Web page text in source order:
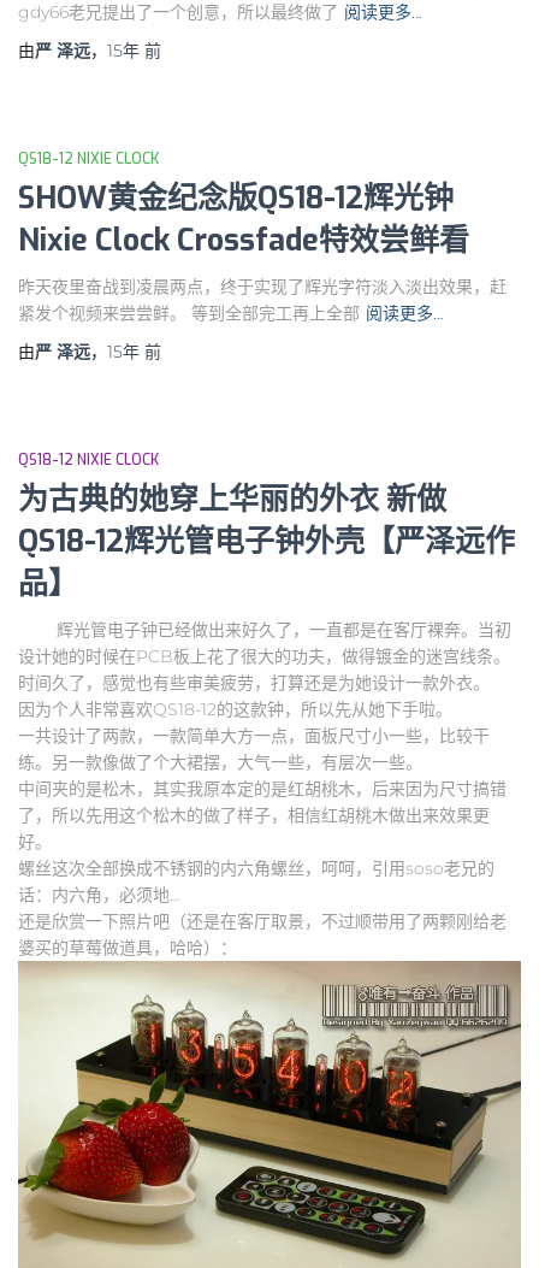
gdy66老兄提出了一个创意，所以最终做了 阅读更多…
由严 泽远， 15年 前
QS18-12 NIXIE CLOCK
SHOW黄金纪念版QS18-12辉光钟
Nixie Clock Crossfade特效尝鲜看
昨天夜里奋战到凌晨两点，终于实现了辉光字符淡入淡出效果，赶
紧发个视频来尝尝鲜。 等到全部完工再上全部 阅读更多…
由严 泽远， 15年 前
QS18-12 NIXIE CLOCK
为古典的她穿上华丽的外衣 新做
QS18-12辉光管电子钟外壳【严泽远作
品】
辉光管电子钟已经做出来好久了，一直都是在客厅裸奔。当初
设计她的时候在PCB板上花了很大的功夫，做得镀金的迷宫线条。
时间久了，感觉也有些审美疲劳，打算还是为她设计一款外衣。
因为个人非常喜欢QS18-12的这款钟，所以先从她下手啦。
一共设计了两款，一款简单大方一点，面板尺寸小一些，比较干
练。另一款像做了个大裙摆，大气一些，有层次一些。
中间夹的是松木，其实我原本定的是红胡桃木，后来因为尺寸搞错
了，所以先用这个松木的做了样子，相信红胡桃木做出来效果更
好。
螺丝这次全部换成不锈钢的内六角螺丝，呵呵，引用soso老兄的
话：内六角，必须地…
还是欣赏一下照片吧（还是在客厅取景，不过顺带用了两颗刚给老
婆买的草莓做道具，哈哈）：